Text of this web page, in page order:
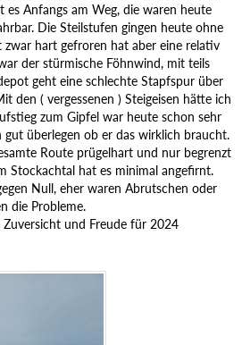
es Anfangs am Weg, die waren heute
Die Steilstufen gingen heute ohne
zwar hart gefroren hat aber eine relativ
der stürmische Föhnwind, mit teils
geht eine schlechte Stapfspur über
den ( vergessenen ) Steigeisen hätte ich
zum Gipfel war heute schon sehr
gut überlegen ob er das wirklich braucht.
Route prügelhart und nur begrenzt
Stockachtal hat es minimal angefirnt.
Null, eher waren Abrutschen oder
die Probleme.
und Freude für 2024